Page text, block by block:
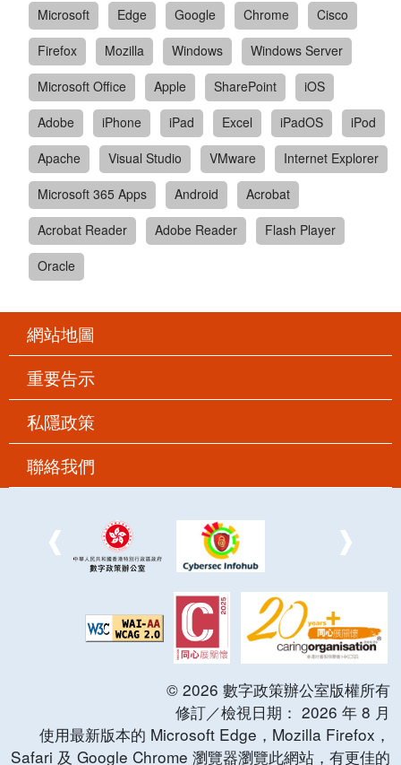
Microsoft Edge Google Chrome
Cisco
Firefox
Mozilla Windows
Windows Server
Microsoft Office
Apple SharePoint
iOS
Adobe
iPhone iPad Excel iPadOS
iPod
Apache
Visual Studio VMware
Internet Explorer
Microsoft 365 Apps
Android
Acrobat
Acrobat Reader
Adobe Reader
Flash Player
Oracle
網站地圖
重要告示
私隱政策
聯絡我們
© 2026 數字政策辦公室版權所有
修訂／檢視日期： 2026 年 8 月
使用最新版本的 Microsoft Edge，Mozilla Firefox，
Safari 及 Google Chrome 瀏覽器瀏覽此網站，有更佳的